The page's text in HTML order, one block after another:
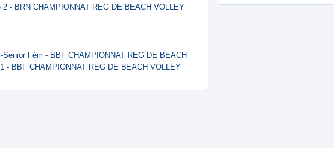
- BRN CHAMPIONNAT REG DE BEACH VOLLEY
Fém - BBF CHAMPIONNAT REG DE BEACH
- BBF CHAMPIONNAT REG DE BEACH VOLLEY